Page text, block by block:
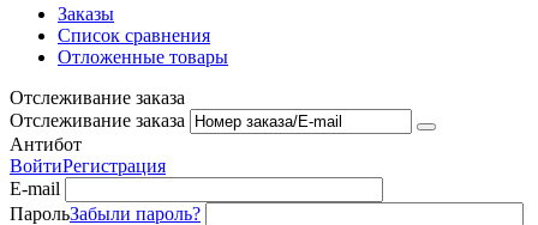
Заказы
Список сравнения
Отложенные товары
Отслеживание заказа
Отслеживание заказа
Антибот
ВойтиРегистрация
E-mail
ПарольЗабыли пароль?